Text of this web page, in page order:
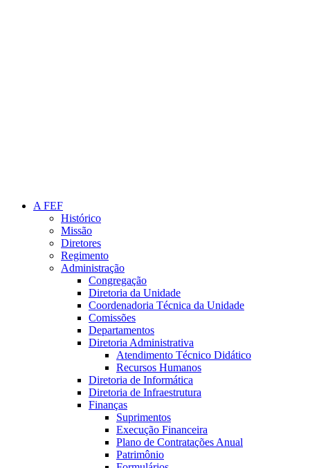
A FEF
Histórico
Missão
Diretores
Regimento
Administração
Congregação
Diretoria da Unidade
Coordenadoria Técnica da Unidade
Comissões
Departamentos
Diretoria Administrativa
Atendimento Técnico Didático
Recursos Humanos
Diretoria de Informática
Diretoria de Infraestrutura
Finanças
Suprimentos
Execução Financeira
Plano de Contratações Anual
Patrimônio